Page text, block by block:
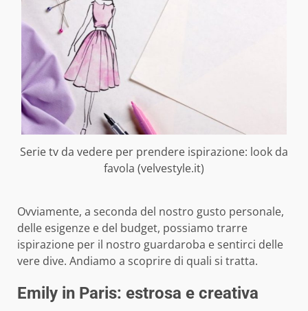
Serie tv da vedere per prendere ispirazione: look da
favola (velvestyle.it)
Ovviamente, a seconda del nostro gusto personale,
delle esigenze e del budget, possiamo trarre
ispirazione per il nostro guardaroba e sentirci delle
vere dive. Andiamo a scoprire di quali si tratta.
Emily in Paris: estrosa e creativa